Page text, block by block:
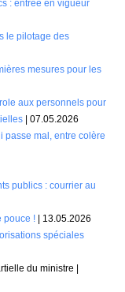
: entrée en vigueur
le pilotage des
mesures pour les
aux personnels pour
| 07.05.2026
passe mal, entre colère
publics : courrier au
pouce ! | 13.05.2026
spéciales
du ministre |